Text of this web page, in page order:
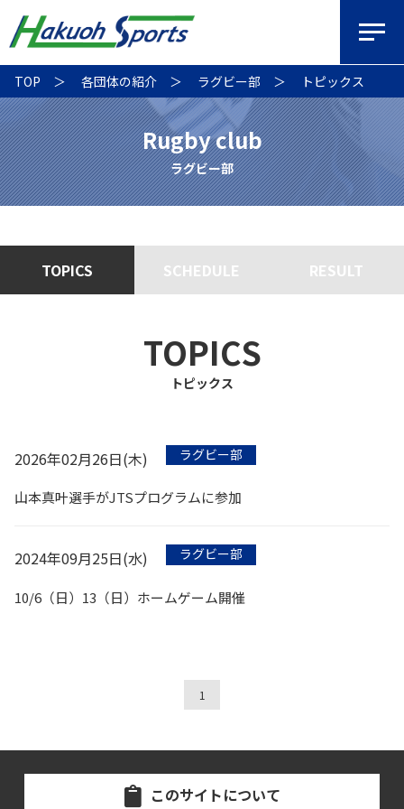
TOP 各団体の紹介 ラグビー部 トピックス
Rugby club
ラグビー部
TOPICS SCHEDULE RESULT
TOPICS
トピックス
2026年02月26日(木) ラグビー部
山本真叶選手がJTSプログラムに参加
2024年09月25日(水) ラグビー部
10/6（日）13（日）ホームゲーム開催
1
このサイトについて